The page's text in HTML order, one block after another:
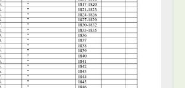
1104 - Győr város házipénztárának iratai, 1849
1105 - Győr város adópénztárának iratai, 1848–1849
1151 - Győr város községtanácsának iratai, 1850–1875
1153 - Győr város gazdasági bizottságának jegyzőkönyvei, 1850–1860
1155 - Győr város árva-bizottmányának jegyzőkönyvei, 1850–1860
1156 - Győr város házipénztárainak iratai, 1850–1860